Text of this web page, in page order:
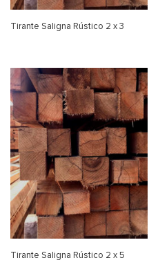
Tirante Saligna Rústico 2 x 3
Tirante Saligna Rústico 2 x 5